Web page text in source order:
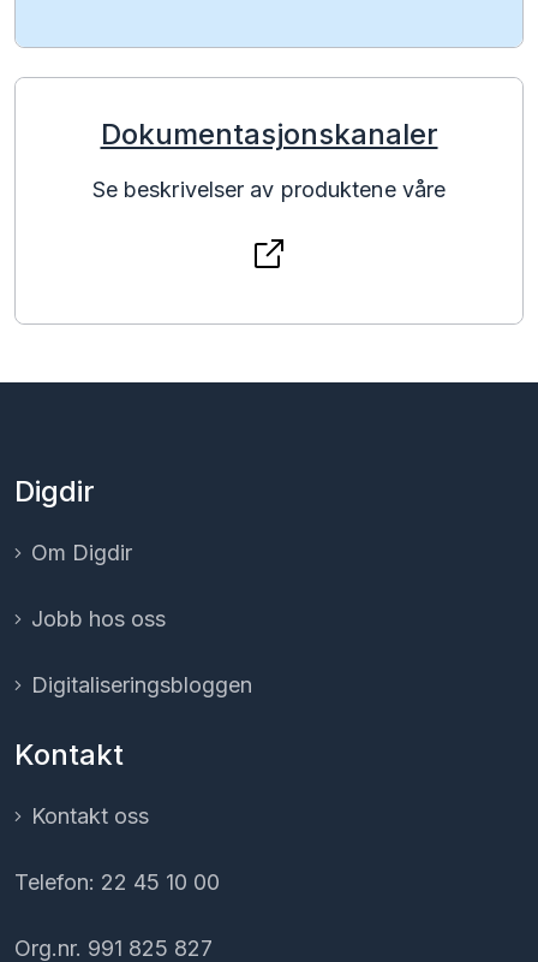
Dokumentasjonskanaler
Se beskrivelser av produktene våre
Digdir
Om Digdir
Jobb hos oss
Digitaliserings­bloggen
Kontakt
Kontakt oss
Telefon: 22 45 10 00
Org.nr. 991 825 827